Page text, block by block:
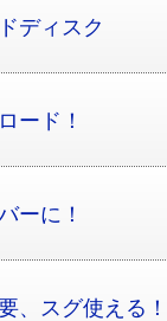
ディスク
ード！
ーに！
、スグ使える！